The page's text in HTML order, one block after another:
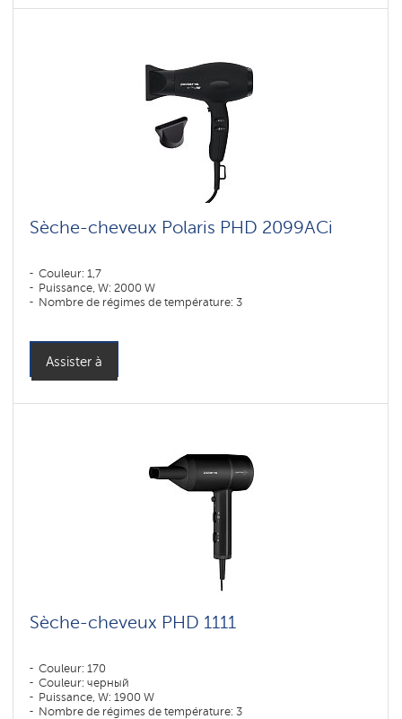
Sèche-cheveux Polaris PHD 2099ACi
Couleur: 1,7
Puissance, W: 2000 W
Nombre de régimes de température: 3
Assister à
Sèche-cheveux PHD 1111
Couleur: 170
Couleur: черный
Puissance, W: 1900 W
Nombre de régimes de température: 3